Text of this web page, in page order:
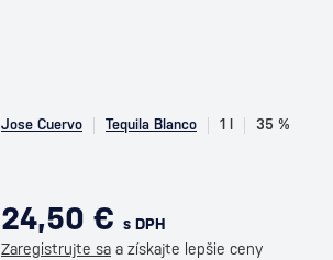
Jose Cuervo Tequila Blanco 1 l 35 %
24,50 € s DPH
Zaregistrujte sa a získajte lepšie ceny